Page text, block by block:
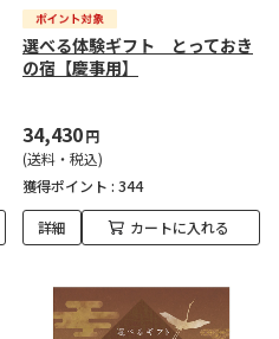
選べる体験ギフト とっておき
の宿【慶事用】
34,430円
(送料・税込)
獲得ポイント : 344
詳細 カートに入れる